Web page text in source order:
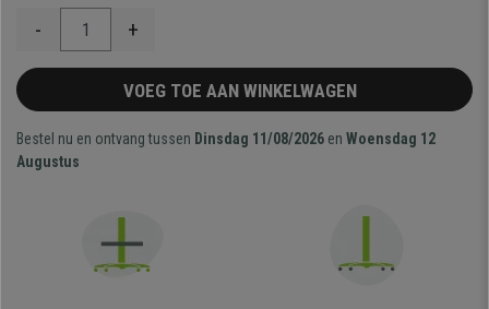
- +
VOEG TOE AAN WINKELWAGEN
Bestel nu en ontvang tussen Dinsdag 11/08/2026 en Woensdag 12
Augustus